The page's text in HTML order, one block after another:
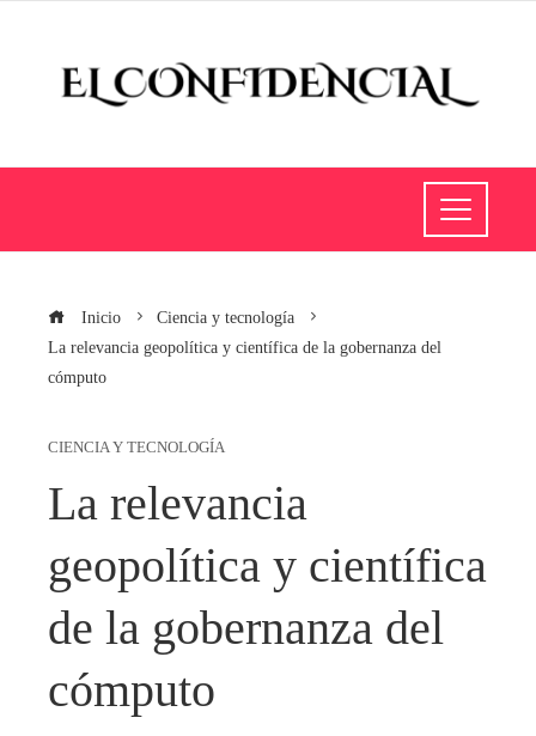
Inicio
Ciencia y tecnología
La relevancia geopolítica y científica de la gobernanza del
cómputo
CIENCIA Y TECNOLOGÍA
La relevancia
geopolítica y científica
de la gobernanza del
cómputo